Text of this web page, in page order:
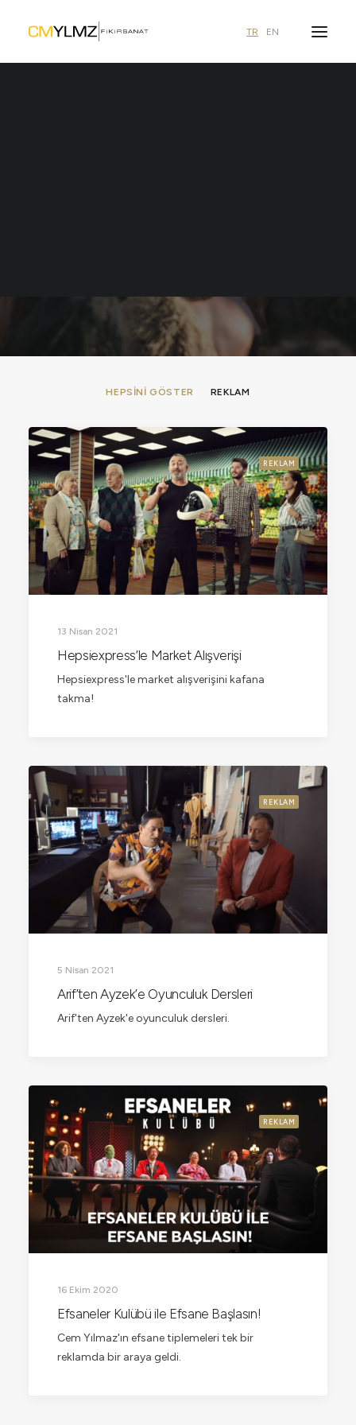
TR EN
HEPSINI GÖSTER REKLAM
REKLAM
13 Nisan 2021
Hepsiexpress’le Market Alışverişi
Hepsiexpress'le market alışverişini kafana
takma!
REKLAM
5 Nisan 2021
Arif’ten Ayzek’e Oyunculuk Dersleri
Arif'ten Ayzek'e oyunculuk dersleri.
REKLAM
16 Ekim 2020
Efsaneler Kulübü ile Efsane Başlasın!
Cem Yılmaz'ın efsane tiplemeleri tek bir
reklamda bir araya geldi.